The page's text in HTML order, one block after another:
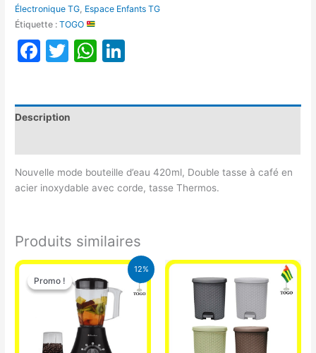
Électronique TG, Espace Enfants TG
Étiquette :TOGO
Facebook
TwitterWhatsApp
Description
Nouvelle mode bouteille d’eau 420ml, Double tasse à café en
acier inoxydable avec corde, tasse Thermos.
Produits similaires
12%
Promo !
Promo !
Le
prix
initial
était :
25.000 CFA.
Le
prix
actuel
est :